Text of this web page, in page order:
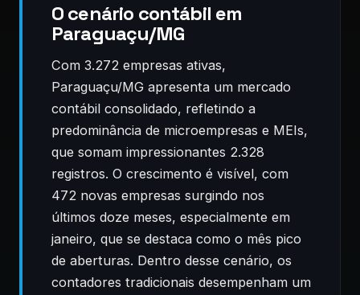
O cenário contábil em
Paraguaçu/MG
Com 3.272 empresas ativas,
Paraguaçu/MG apresenta um mercado
contábil consolidado, refletindo a
predominância de microempresas e MEIs,
que somam impressionantes 2.328
registros. O crescimento é visível, com
472 novas empresas surgindo nos
últimos doze meses, especialmente em
janeiro, que se destaca como o mês pico
de aberturas. Dentro desse cenário, os
contadores tradicionais desempenham um